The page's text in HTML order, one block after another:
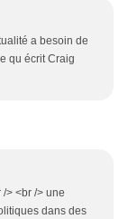
a besoin de
qu écrit Craig
> <br /> une
dans des